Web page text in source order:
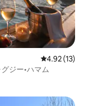
レビュー13
4.92 (13)
ジー•ハマム